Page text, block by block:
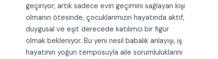
geçiriyor; artık sadece evin geçimini sağlayan kişi
olmanın ötesinde, çocuklarımızın hayatında aktif,
duygusal ve eşit derecede katılımcı bir figür
olmak bekleniyor. Bu yeni nesil babalık anlayışı, iş
hayatının yoğun temposuyla aile sorumluluklarını